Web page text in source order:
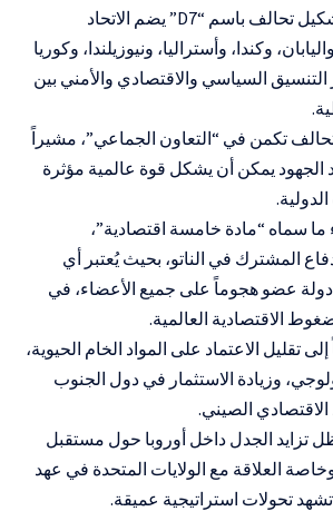
واقترح راسموسن تشكيل تحالف باسم “D7” يضم الاتحاد
وكندا، وأستراليا، ونيوزيلندا، وكوريا
التنسيق السياسي والاقتصادي والأمني بين
تكمن في “التعاون الجماعي”، مشيراً
الجهود يمكن أن يشكل قوة عالمية مؤثرة
سماه “مادة خامسة اقتصادية”،
المشترك في الناتو، بحيث يُعتبر أي
عضو هجوماً على جميع الأعضاء، في
الاقتصادية العالمية.
تقليل الاعتماد على المواد الخام الحيوية،
وزيادة الاستثمار في دول الجنوب
الاقتصادي الصيني.
تزايد الجدل داخل أوروبا حول مستقبل
وخاصة العلاقة مع الولايات المتحدة في عهد
تحولات استراتيجية عميقة.